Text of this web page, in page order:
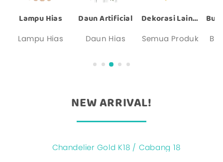
Lampu Hias
Lampu Hias
Daun Artificial
Daun Hias
Dekorasi Lainnya
Semua Produk
NEW ARRIVAL!